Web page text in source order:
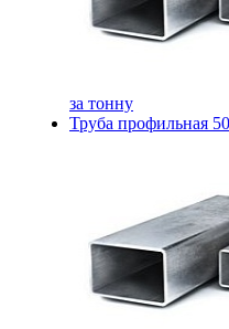
за тонну
Труба профильная